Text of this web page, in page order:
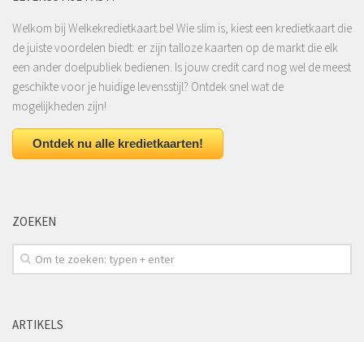
Welkom bij Welkekredietkaart.be! Wie slim is, kiest een kredietkaart die
de juiste voordelen biedt: er zijn talloze kaarten op de markt die elk
een ander doelpubliek bedienen. Is jouw credit card nog wel de meest
geschikte voor je huidige levensstijl? Ontdek snel wat de
mogelijkheden zijn!
Ontdek nu alle kredietkaarten!
ZOEKEN
ARTIKELS